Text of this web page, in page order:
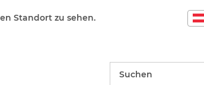
Standort zu sehen.